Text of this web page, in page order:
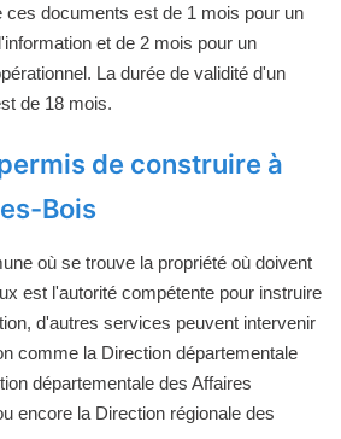
ces documents est de 1 mois pour un
et de 2 mois pour un
La durée de validité d'un
de 18 mois.
de construire à
Bois
où se trouve la propriété où doivent
est l'autorité compétente pour instruire
d'autres services peuvent intervenir
comme la Direction départementale
départementale des Affaires
encore la Direction régionale des